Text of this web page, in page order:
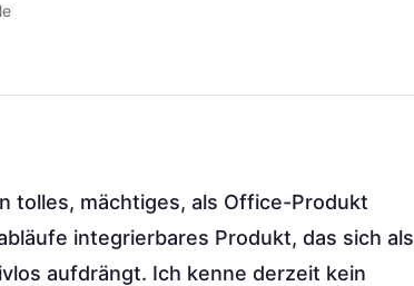
tolles, mächtiges, als Office-Produkt
integrierbares Produkt, das sich als
aufdrängt. Ich kenne derzeit kein